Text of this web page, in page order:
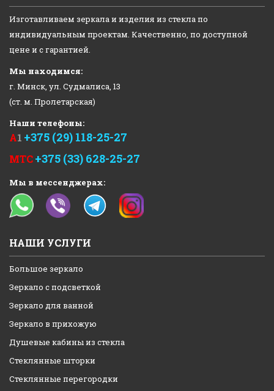
Изготавливаем зеркала и изделия из стекла по
индивидуальным проектам. Качественно, по доступной
цене и с гарантией.
Мы находимся:
г. Минск, ул. Судмалиса, 13
(ст. м. Пролетарская)
Наши телефоны:
А1 +375 (29) 118-25-27
МТС+375 (33) 628-25-27
Мы в мессенджерах:
НАШИ УСЛУГИ
Большое зеркало
Зеркало с подсветкой
Зеркало для ванной
Зеркало в прихожую
Душевые кабины из стекла
Стеклянные шторки
Стеклянные перегородки